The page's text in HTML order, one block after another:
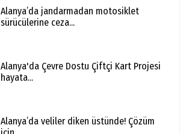
Alanya’da jandarmadan motosiklet
sürücülerine ceza...
Alanya'da Çevre Dostu Çiftçi Kart Projesi
hayata...
Alanya’da veliler diken üstünde! Çözüm